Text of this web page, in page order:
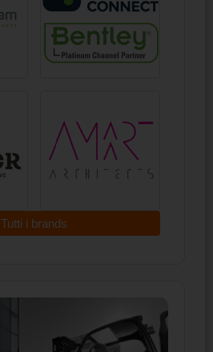
Tutti i brands